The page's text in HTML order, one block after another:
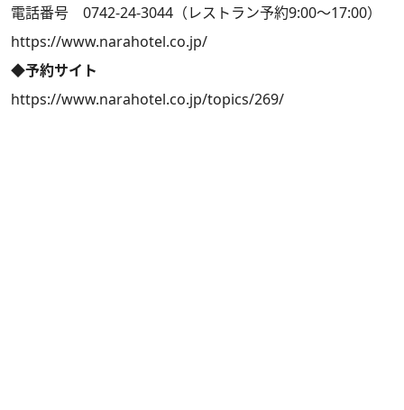
電話番号 0742-24-3044（レストラン予約9:00～17:00）
https://www.narahotel.co.jp/
◆予約サイト
https://www.narahotel.co.jp/topics/269/